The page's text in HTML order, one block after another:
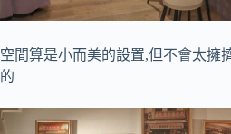
空間算是小而美的設置,但不會太擁
的